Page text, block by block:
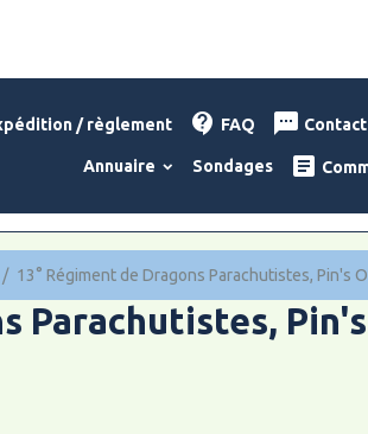
/ règlement FAQ Contact
Annuaire Sondages
13° Régiment de Dragons Parachutistes, Pin's
Parachutistes, Pin's